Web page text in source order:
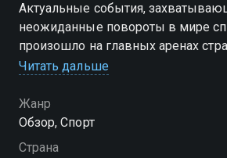
Актуальные события,
неожиданные повороты в мире
произошло на главных аренах
достижения стали самыми
эмоции - всё это ждёт вас
Читать дальше
Жанр
Обзор, Спорт
Страна